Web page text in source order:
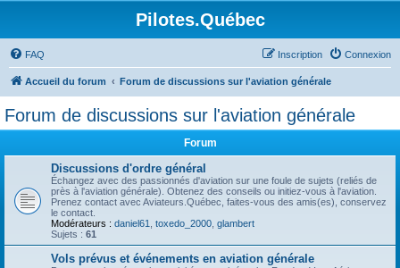
Pilotes.Québec
FAQ Connexion
Inscription
Accueil du forum Forum de discussions sur l'aviation générale
Forum de discussions sur l'aviation générale
Forum
Discussions d'ordre général
Échangez avec des passionnés d'aviation sur une foule de sujets (reliés de
près à l'aviation générale). Obtenez des conseils ou initiez-vous à l'aviation.
Prenez contact avec Aviateurs.Québec, faites-vous des amis(es), conservez
le contact.
Modérateurs : daniel61 toxedo_2000 glambert
Sujets : 61
Vols prévus et événements en aviation générale